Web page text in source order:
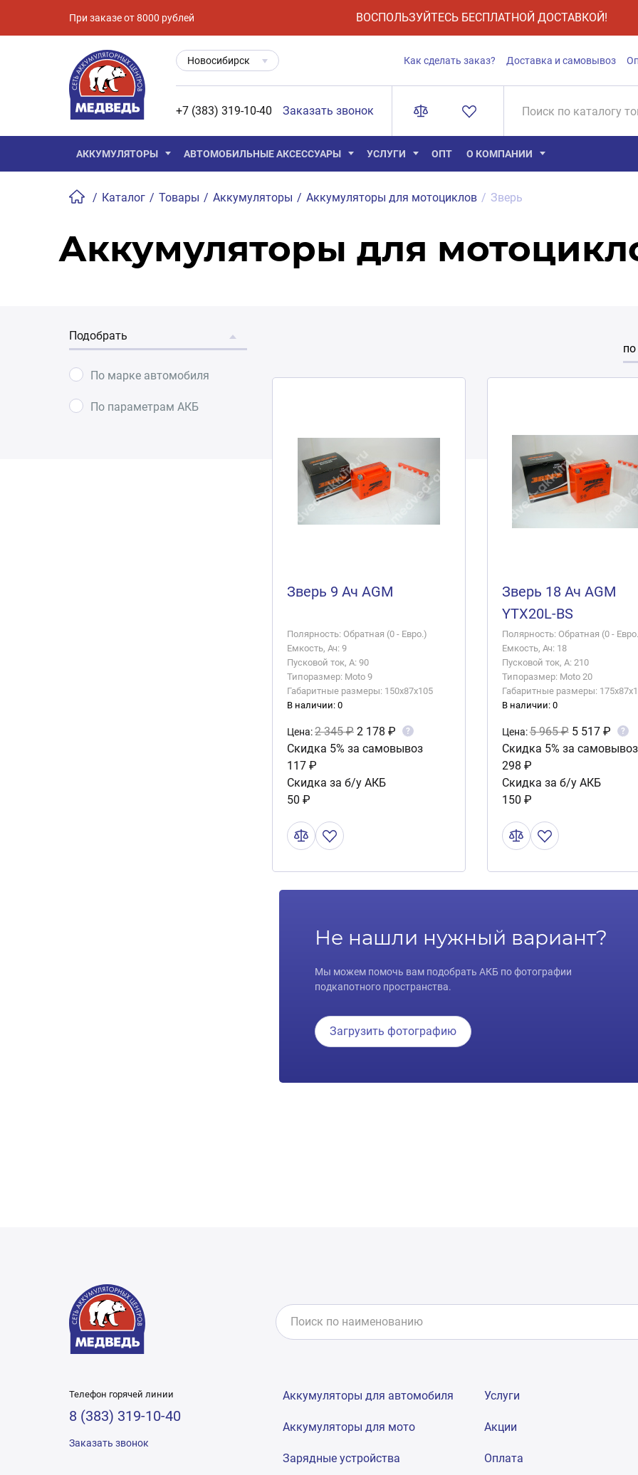
При заказе от 8000 рублей ВОСПОЛЬЗУЙТЕСЬ БЕСПЛАТНОЙ ДОСТАВКОЙ!
Новосибирск Как сделать заказ? Доставка и самовывоз
+7 (383) 319-10-40 Заказать звонок
АККУМУЛЯТОРЫ АВТОМОБИЛЬНЫЕ АКСЕССУАРЫ УСЛУГИ ОПТ О КОМПАНИИ
/ Каталог / Товары / Аккумуляторы / Аккумуляторы для мотоциклов / Зверь
Аккумуляторы для
Подобрать
По марке автомобиля
По параметрам АКБ
Зверь 9 Ач AGM
Полярность: Обратная (0 - Евро.)
Емкость, Ач: 9
Пусковой ток, А: 90
Типоразмер: Moto 9
Габаритные размеры: 150x87x105
В наличии: 0
Цена:2 345 ₽ 2 178 ₽ ?
Скидка 5% за самовывоз
117 ₽
Скидка за б/у АКБ
50 ₽
Зверь 18 Ач AGM
YTX20L-BS
Полярность: Обратная (0 -
Емкость, Ач: 18
Пусковой ток, А: 210
Типоразмер: Moto 20
Габаритные размеры:
В наличии: 0
Цена:5 965 ₽ 5 517 ₽ ?
Скидка 5% за самовывоз
298 ₽
Скидка за б/у АКБ
150 ₽
Не нашли нужный вариант?
Мы можем помочь вам подобрать АКБ по фотографии
подкапотного пространства.
Загрузить фотографию
Телефон горячей линии
8 (383) 319-10-40
Заказать звонок
Аккумуляторы для автомобиля
Аккумуляторы для мото
Зарядные устройства
Услуги
Акции
Оплата